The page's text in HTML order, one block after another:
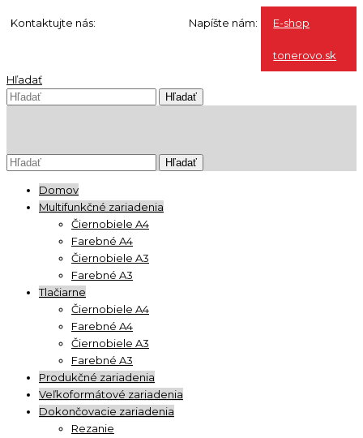
Kontaktujte nás: Napíšte nám: E-shop
tonerovo.sk
Hľadať
Domov
Multifunkčné zariadenia
Čiernobiele A4
Farebné A4
Čiernobiele A3
Farebné A3
Tlačiarne
Čiernobiele A4
Farebné A4
Čiernobiele A3
Farebné A3
Produkčné zariadenia
Veľkoformátové zariadenia
Dokončovacie zariadenia
Rezanie